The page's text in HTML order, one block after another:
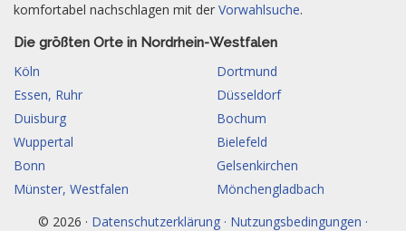
komfortabel nachschlagen mit der Vorwahlsuche.
Die größten Orte in Nordrhein-Westfalen
Köln
Dortmund
Essen, Ruhr
Düsseldorf
Duisburg
Bochum
Wuppertal
Bielefeld
Bonn
Gelsenkirchen
Münster, Westfalen
Mönchengladbach
© 2026 · Datenschutzerklärung · Nutzungsbedingungen ·